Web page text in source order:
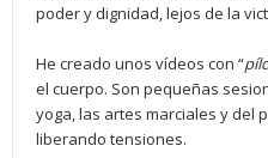
poder y dignidad, lejos de la
He creado unos vídeos con “pí
el cuerpo. Son pequeñas
yoga, las artes marciales y del
liberando tensiones.